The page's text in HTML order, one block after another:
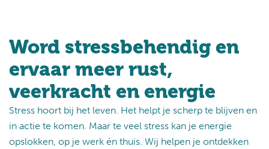
Word stressbehendig en
ervaar meer rust,
veerkracht en energie
Stress hoort bij het leven. Het helpt je scherp te blijven en
in actie te komen. Maar te veel stress kan je energie
opslokken, op je werk én thuis. Wij helpen je ontdekken